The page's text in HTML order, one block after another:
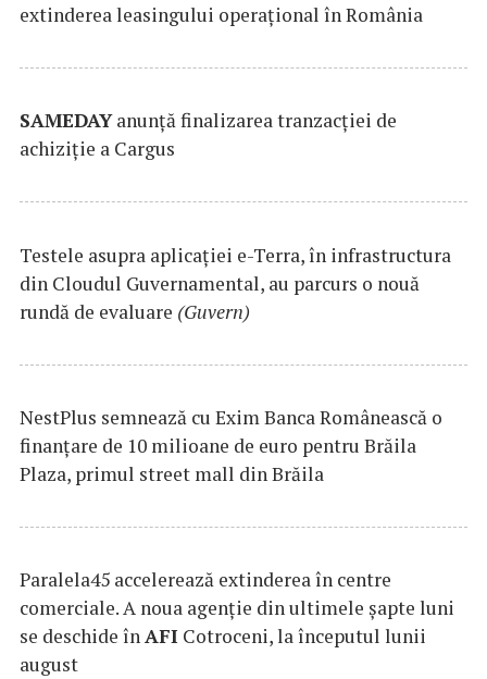
extinderea leasingului operațional în România
SAMEDAYanunță finalizarea tranzacției de
achiziție a Cargus
Testele asupra aplicaţiei e-Terra, în infrastructura
din Cloudul Guvernamental, au parcurs o nouă
rundă de evaluare (Guvern)
NestPlus semnează cu Exim Banca Românească o
finanțare de 10 milioane de euro pentru Brăila
Plaza, primul street mall din Brăila
Paralela45 accelerează extinderea în centre
comerciale. A noua agenție din ultimele șapte luni
se deschide înAFI Cotroceni, la începutul lunii
august